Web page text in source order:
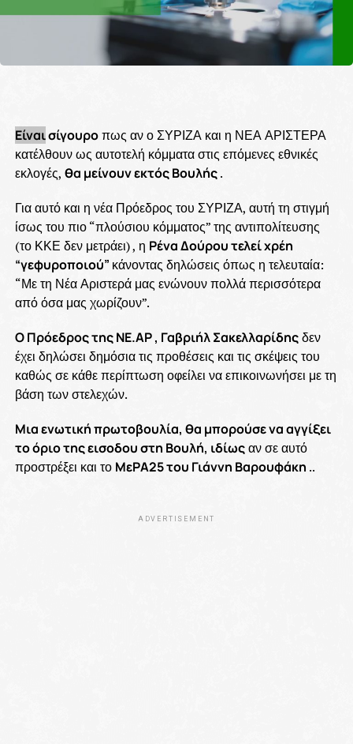
Είναισίγουροπως αν ο ΣΥΡΙΖΑ και η ΝΕΑ ΑΡΙΣΤΕΡΑ
κατέλθουν ως αυτοτελή κόμματα στις επόμενες εθνικές
εκλογές, θα μείνουν εκτός Βουλής.
Για αυτό και η νέα Πρόεδρος του ΣΥΡΙΖΑ, αυτή τη στιγμή
ίσως του πιο “πλούσιου κόμματος” της αντιπολίτευσης
(το ΚΚΕ δεν μετράει) , η Ρένα Δούρου τελεί χρέη
“γεφυροποιού” κάνοντας δηλώσεις όπως η τελευταία:
“Με τη Νέα Αριστερά μας ενώνουν πολλά περισσότερα
από όσα μας χωρίζουν”.
Ο Πρόεδρος της ΝΕ.ΑΡ , Γαβριήλ Σακελλαρίδηςδεν
έχει δηλώσει δημόσια τις προθέσεις και τις σκέψεις του
καθώς σε κάθε περίπτωση οφείλει να επικοινωνήσει με τη
βάση των στελεχών.
Μια ενωτική πρωτοβουλία, θα μπορούσε να αγγίξει
το όριο της εισοδου στη Βουλή, ιδίωςαν σε αυτό
προστρέξει και το ΜεΡΑ25 του Γιάννη Βαρουφάκη ..
ADVERTISEMENT